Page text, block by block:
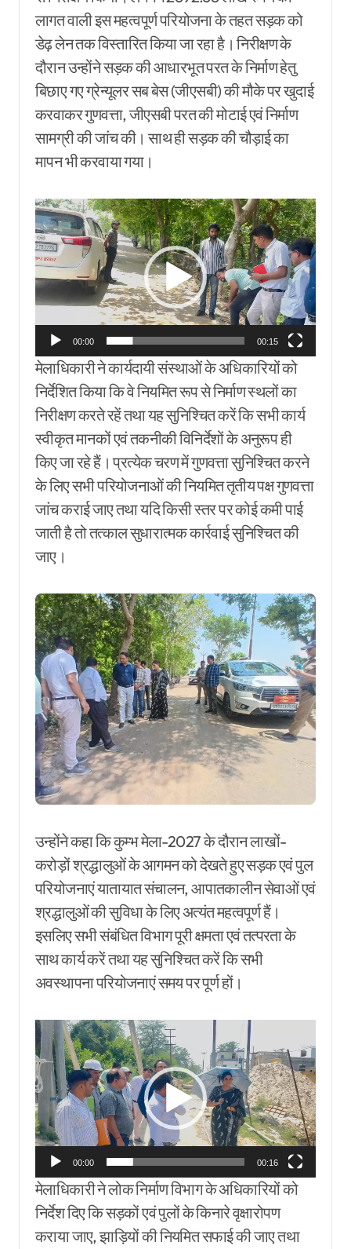
लागत वाली इस महत्वपूर्ण परियोजना के तहत सड़क को
डेढ़ लेन तक विस्तारित किया जा रहा है। निरीक्षण के
दौरान उन्होंने सड़क की आधारभूत परत के निर्माण हेतु
बिछाए गए ग्रेन्यूलर सब बेस (जीएसबी) की मौके पर खुदाई
करवाकर गुणवत्ता, जीएसबी परत की मोटाई एवं निर्माण
सामग्री की जांच की। साथ ही सड़क की चौड़ाई का
मापन भी करवाया गया।
Video
Player
00:00 00:15
मेलाधिकारी ने कार्यदायी संस्थाओं के अधिकारियों को
निर्देशित किया कि वे नियमित रूप से निर्माण स्थलों का
निरीक्षण करते रहें तथा यह सुनिश्चित करें कि सभी कार्य
स्वीकृत मानकों एवं तकनीकी विनिर्देशों के अनुरूप ही
किए जा रहे हैं। प्रत्येक चरण में गुणवत्ता सुनिश्चित करने
के लिए सभी परियोजनाओं की नियमित तृतीय पक्ष गुणवत्ता
जांच कराई जाए तथा यदि किसी स्तर पर कोई कमी पाई
जाती है तो तत्काल सुधारात्मक कार्रवाई सुनिश्चित की
जाए।
उन्होंने कहा कि कुम्भ मेला-2027 के दौरान लाखों-
करोड़ों श्रद्धालुओं के आगमन को देखते हुए सड़क एवं पुल
परियोजनाएं यातायात संचालन, आपातकालीन सेवाओं एवं
श्रद्धालुओं की सुविधा के लिए अत्यंत महत्वपूर्ण हैं।
इसलिए सभी संबंधित विभाग पूरी क्षमता एवं तत्परता के
साथ कार्य करें तथा यह सुनिश्चित करें कि सभी
अवस्थापना परियोजनाएं समय पर पूर्ण हों।
Video
Player
00:00 00:16
मेलाधिकारी ने लोक निर्माण विभाग के अधिकारियों को
निर्देश दिए कि सड़कों एवं पुलों के किनारे वृक्षारोपण
कराया जाए, झाड़ियों की नियमित सफाई की जाए तथा